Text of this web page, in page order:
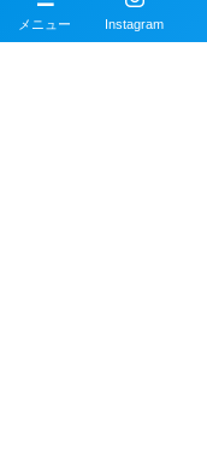
メニュー Instagram